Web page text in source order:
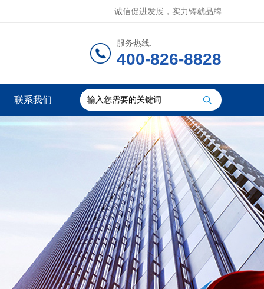
诚信促进发展，实力铸就品牌
服务热线:
400-826-8828
联系我们